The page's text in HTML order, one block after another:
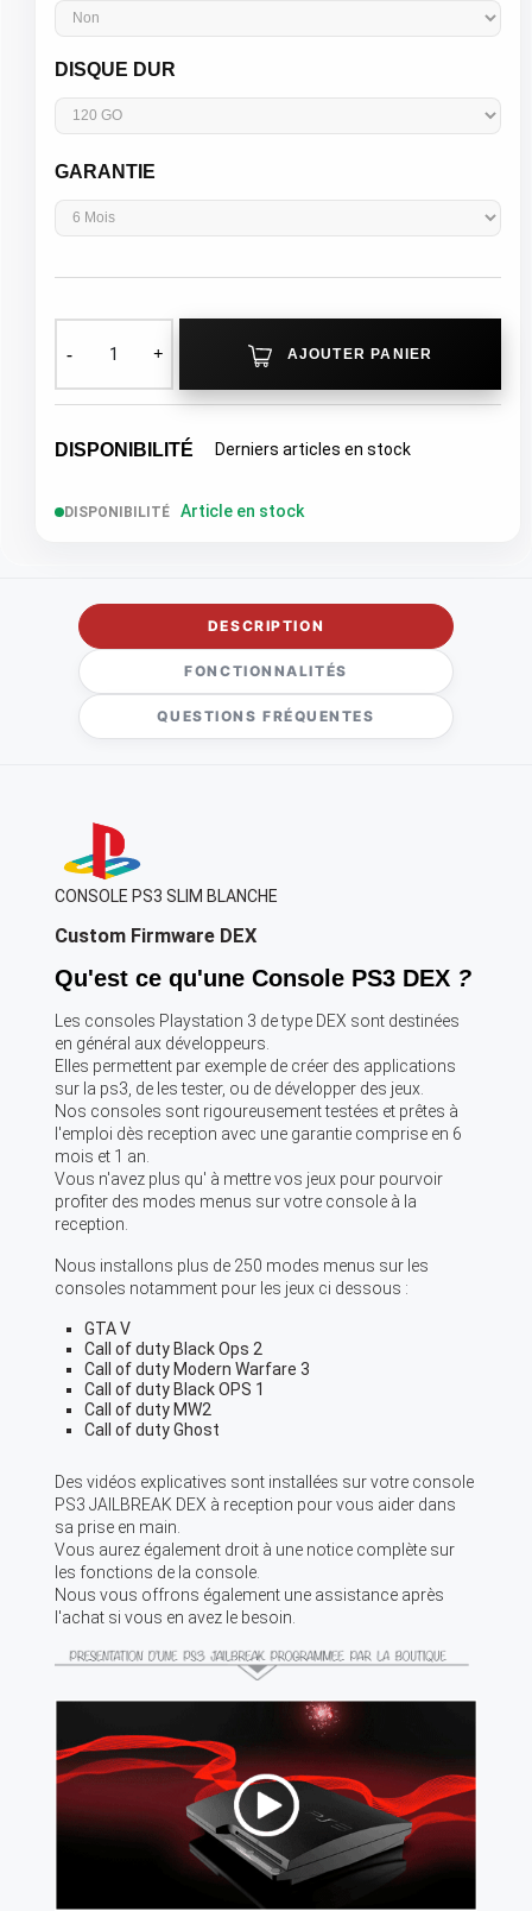
DISQUE DUR
GARANTIE
AJOUTER PANIER
DISPONIBILITÉ Derniers articles en stock
DISPONIBILITÉ Article en stock
DESCRIPTION
FONCTIONNALITÉS
QUESTIONS FRÉQUENTES
CONSOLE PS3 SLIM BLANCHE
Custom Firmware DEX
Qu'est ce qu'une Console PS3 DEX ?
Les consoles Playstation 3 de type DEX sont destinées
en général aux développeurs.
Elles permettent par exemple de créer des applications
sur la ps3, de les tester, ou de développer des jeux.
Nos consoles sont rigoureusement testées et prêtes à
l'emploi dès reception avec une garantie comprise en 6
mois et 1 an.
Vous n'avez plus qu' à mettre vos jeux pour pourvoir
profiter des modes menus sur votre console à la
reception.
Nous installons plus de 250 modes menus sur les
consoles notamment pour les jeux ci dessous :
GTA V
Call of duty Black Ops 2
Call of duty Modern Warfare 3
Call of duty Black OPS 1
Call of duty MW2
Call of duty Ghost
Des vidéos explicatives sont installées sur votre console
PS3 JAILBREAK DEX à reception pour vous aider dans
sa prise en main.
Vous aurez également droit à une notice complète sur
les fonctions de la console.
Nous vous offrons également une assistance après
l'achat si vous en avez le besoin.